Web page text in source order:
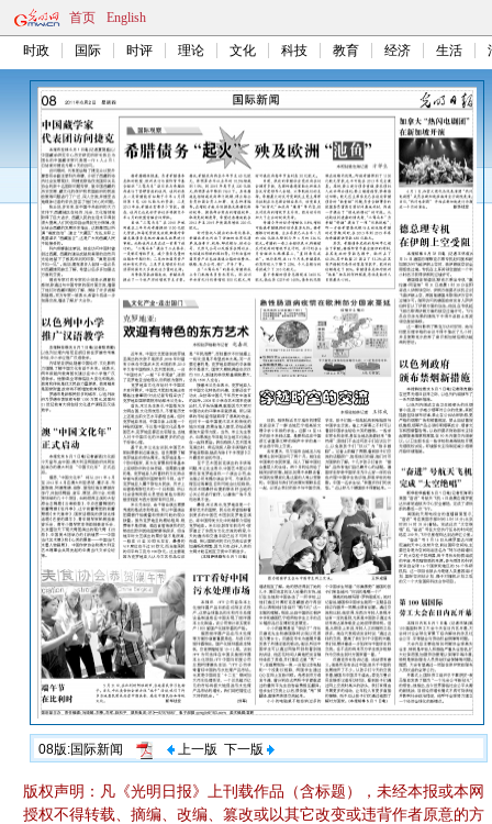
首页 English
时政 国际 时评 理论 文化 科技 教育 经济 生活
08版:国际新闻 上一版 下一版
版权声明：凡《光明日报》上刊载作品（含标题），未经本报或本网
授权不得转载、摘编、改编、篡改或以其它改变或违背作者原意的方